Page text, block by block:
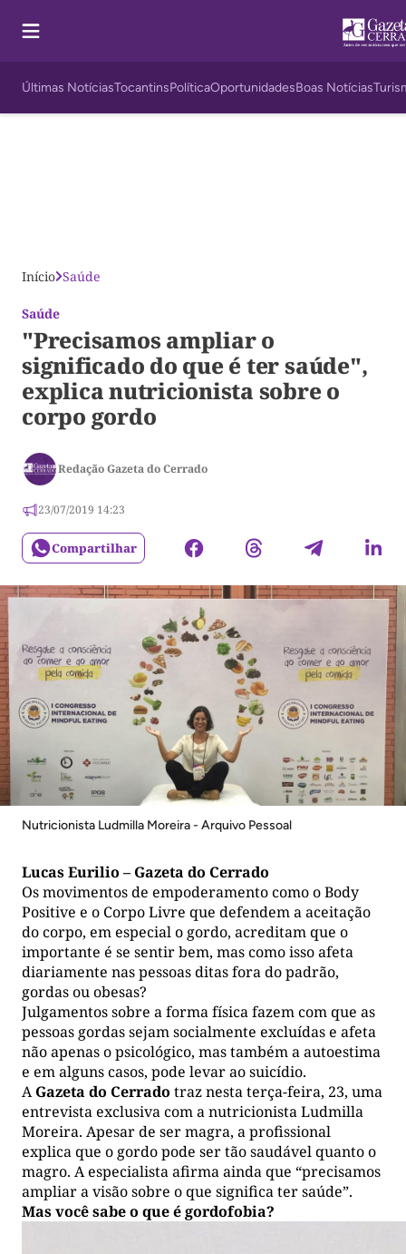
Últimas NotíciasTocantinsPolíticaOportunidadesBoas Notícias
Início Saúde
Saúde
"Precisamos ampliar o
significado do que é ter saúde",
explica nutricionista sobre o
corpo gordo
Redação Gazeta do Cerrado
23/07/2019 14:23
Compartilhar
Nutricionista Ludmilla Moreira - Arquivo Pessoal
Lucas Eurilio – Gazeta do Cerrado
Os movimentos de empoderamento como o Body
Positive e o Corpo Livre que defendem a aceitação
do corpo, em especial o gordo, acreditam que o
importante é se sentir bem, mas como isso afeta
diariamente nas pessoas ditas fora do padrão,
gordas ou obesas?
Julgamentos sobre a forma física fazem com que as
pessoas gordas sejam socialmente excluídas e afeta
não apenas o psicológico, mas também a autoestima
e em alguns casos, pode levar ao suicídio.
AGazeta do Cerrado traz nesta terça-feira, 23, uma
entrevista exclusiva com a nutricionista Ludmilla
Moreira. Apesar de ser magra, a profissional
explica que o gordo pode ser tão saudável quanto o
magro. A especialista afirma ainda que “precisamos
ampliar a visão sobre o que significa ter saúde”.
Mas você sabe o que é gordofobia?